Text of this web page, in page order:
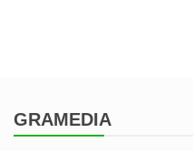
GRAMEDIA